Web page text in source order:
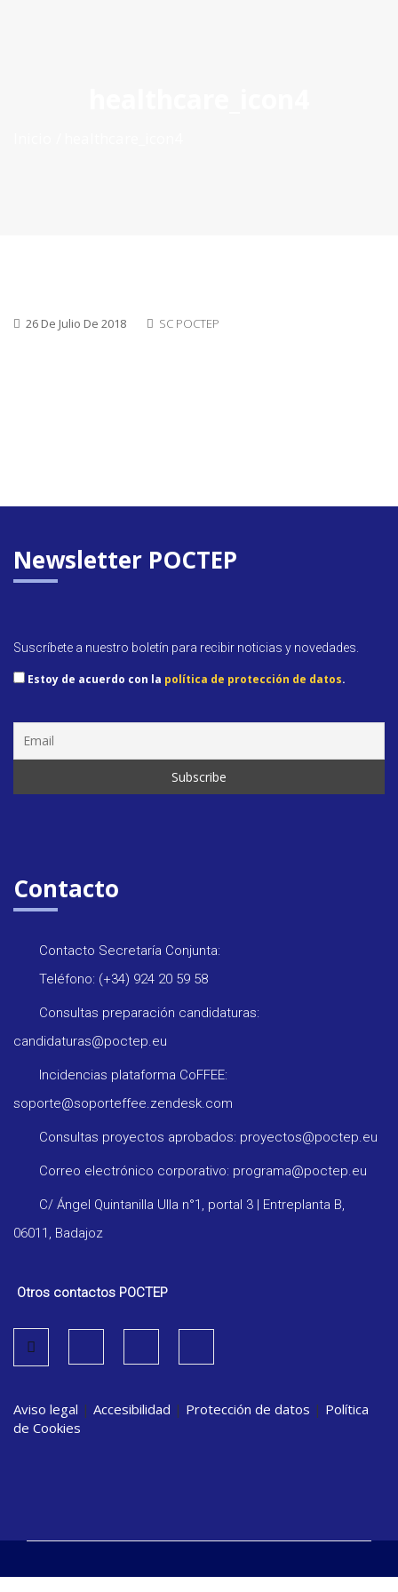
26 De Julio De 2018 SC POCTEP
Newsletter POCTEP
Suscríbete a nuestro boletín para recibir noticias y novedades.
Estoy de acuerdo con la política de protección de datos.
Contacto
Contacto Secretaría Conjunta:
Teléfono: (+34) 924 20 59 58
Consultas preparación candidaturas:
candidaturas@poctep.eu
Incidencias plataforma CoFFEE:
soporte@soporteffee.zendesk.com
Consultas proyectos aprobados: proyectos@poctep.eu
Correo electrónico corporativo: programa@poctep.eu
C/ Ángel Quintanilla Ulla n°1, portal 3 | Entreplanta B,
06011, Badajoz
Otros contactos POCTEP
Aviso legal | Accesibilidad | Protección de datos | Política
de Cookies